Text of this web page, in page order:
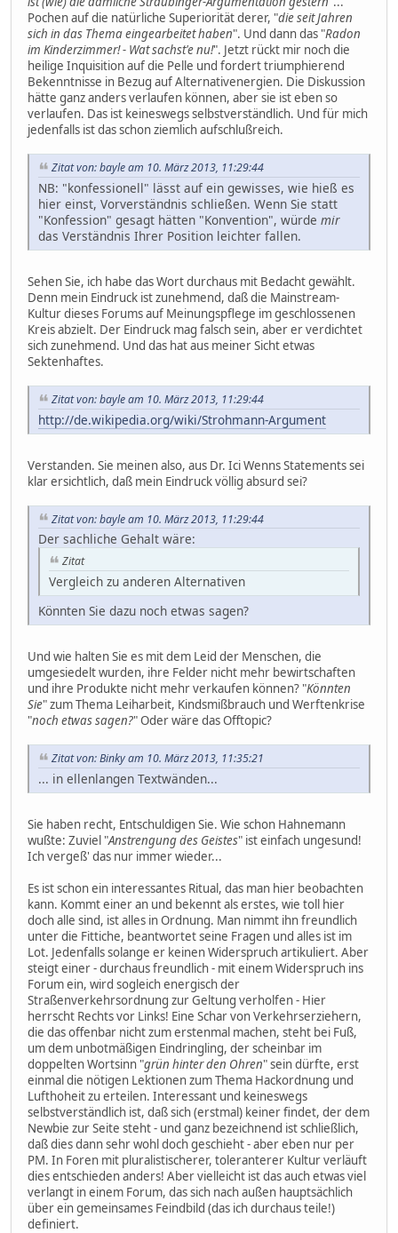
Pochen auf die natürliche Superiorität derer, "die seit Jahren
sich in das Thema eingearbeitet haben". Und dann das "Radon
im Kinderzimmer! - Wat sachst'e nu!". Jetzt rückt mir noch die
heilige Inquisition auf die Pelle und fordert triumphierend
Bekenntnisse in Bezug auf Alternativenergien. Die Diskussion
hätte ganz anders verlaufen können, aber sie ist eben so
verlaufen. Das ist keineswegs selbstverständlich. Und für mich
jedenfalls ist das schon ziemlich aufschlußreich.
Zitat von: bayle am 10. März 2013, 11:29:44
NB: "konfessionell" lässt auf ein gewisses, wie hieß es
hier einst, Vorverständnis schließen. Wenn Sie statt
"Konfession" gesagt hätten "Konvention", würde mir
das Verständnis Ihrer Position leichter fallen.
Sehen Sie, ich habe das Wort durchaus mit Bedacht gewählt.
Denn mein Eindruck ist zunehmend, daß die Mainstream-
Kultur dieses Forums auf Meinungspflege im geschlossenen
Kreis abzielt. Der Eindruck mag falsch sein, aber er verdichtet
sich zunehmend. Und das hat aus meiner Sicht etwas
Sektenhaftes.
Zitat von: bayle am 10. März 2013, 11:29:44
http://de.wikipedia.org/wiki/Strohmann-Argument
Verstanden. Sie meinen also, aus Dr. Ici Wenns Statements sei
klar ersichtlich, daß mein Eindruck völlig absurd sei?
Zitat von: bayle am 10. März 2013, 11:29:44
Der sachliche Gehalt wäre:
Zitat
Vergleich zu anderen Alternativen
Könnten Sie dazu noch etwas sagen?
Und wie halten Sie es mit dem Leid der Menschen, die
umgesiedelt wurden, ihre Felder nicht mehr bewirtschaften
und ihre Produkte nicht mehr verkaufen können? "Könnten
Sie" zum Thema Leiharbeit, Kindsmißbrauch und Werftenkrise
"noch etwas sagen?" Oder wäre das Offtopic?
Zitat von: Binky am 10. März 2013, 11:35:21
... in ellenlangen Textwänden...
Sie haben recht, Entschuldigen Sie. Wie schon Hahnemann
wußte: Zuviel "Anstrengung des Geistes" ist einfach ungesund!
Ich vergeß' das nur immer wieder...
Es ist schon ein interessantes Ritual, das man hier beobachten
kann. Kommt einer an und bekennt als erstes, wie toll hier
doch alle sind, ist alles in Ordnung. Man nimmt ihn freundlich
unter die Fittiche, beantwortet seine Fragen und alles ist im
Lot. Jedenfalls solange er keinen Widerspruch artikuliert. Aber
steigt einer - durchaus freundlich - mit einem Widerspruch ins
Forum ein, wird sogleich energisch der
Straßenverkehrsordnung zur Geltung verholfen - Hier
herrscht Rechts vor Links! Eine Schar von Verkehrserziehern,
die das offenbar nicht zum erstenmal machen, steht bei Fuß,
um dem unbotmäßigen Eindringling, der scheinbar im
doppelten Wortsinn "grün hinter den Ohren" sein dürfte, erst
einmal die nötigen Lektionen zum Thema Hackordnung und
Lufthoheit zu erteilen. Interessant und keineswegs
selbstverständlich ist, daß sich (erstmal) keiner findet, der dem
Newbie zur Seite steht - und ganz bezeichnend ist schließlich,
daß dies dann sehr wohl doch geschieht - aber eben nur per
PM. In Foren mit pluralistischerer, toleranterer Kultur verläuft
dies entschieden anders! Aber vielleicht ist das auch etwas viel
verlangt in einem Forum, das sich nach außen hauptsächlich
über ein gemeinsames Feindbild (das ich durchaus teile!)
definiert.